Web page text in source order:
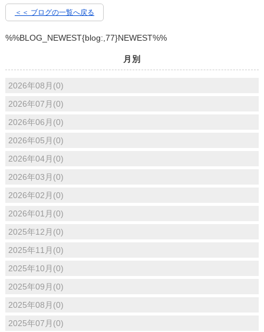
＜＜ ブログの一覧へ戻る
%%BLOG_NEWEST{blog:,77}NEWEST%%
月別
2026年08月(0)
2026年07月(0)
2026年06月(0)
2026年05月(0)
2026年04月(0)
2026年03月(0)
2026年02月(0)
2026年01月(0)
2025年12月(0)
2025年11月(0)
2025年10月(0)
2025年09月(0)
2025年08月(0)
2025年07月(0)